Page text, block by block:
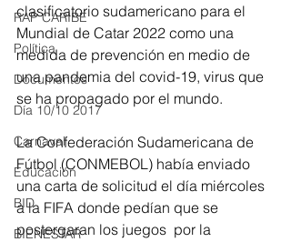
RAP CARIBE
Política
Documentos
Día 10/10 2017
Carnaval
Educación
BID
BIENESTAR
clasificatorio sudamericano para el
Mundial de Catar 2022 como una
medida de prevención en medio de
una pandemia del covid-19, virus que
se ha propagado por el mundo.
La Confederación Sudamericana de
Fútbol (CONMEBOL) había enviado
una carta de solicitud el día miércoles
a la FIFA donde pedían que se
postergaran los juegos  por la